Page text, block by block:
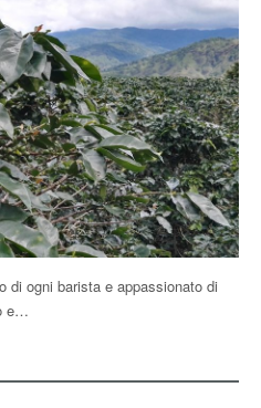
di ogni barista e appassionato di
e…